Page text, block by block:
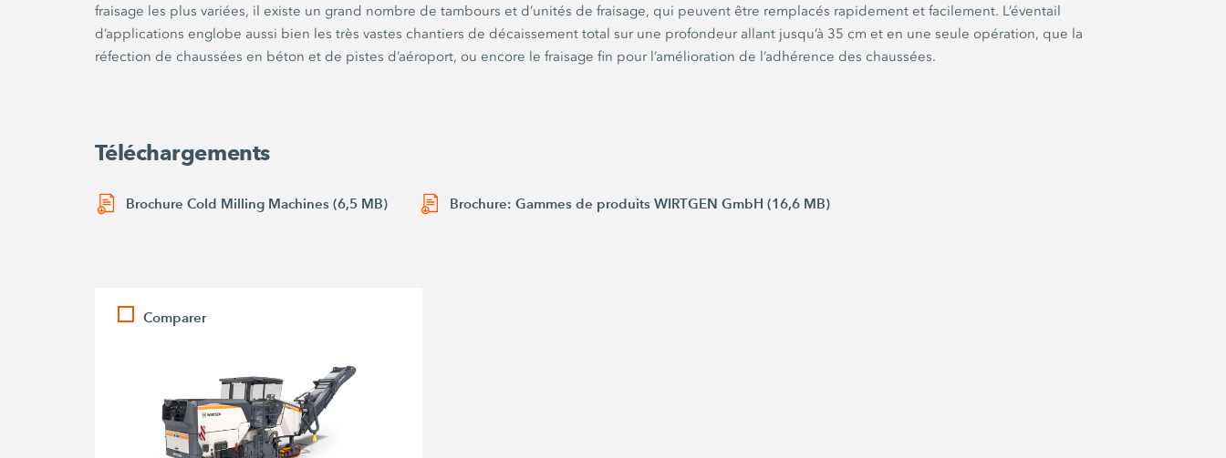
fraisage les plus variées, il existe un grand nombre de tambours et d’unités de fraisage, qui peuvent être remplacés rapidement et facilement. L’éventail
d’applications englobe aussi bien les très vastes chantiers de décaissement total sur une profondeur allant jusqu’à 35 cm et en une seule opération, que la
réfection de chaussées en béton et de pistes d’aéroport, ou encore le fraisage fin pour l’amélioration de l’adhérence des chaussées.
Téléchargements
Brochure Cold Milling Machines (6,5 MB) Brochure: Gammes de produits WIRTGEN GmbH (16,6 MB)
Comparer